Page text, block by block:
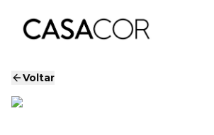
Voltar